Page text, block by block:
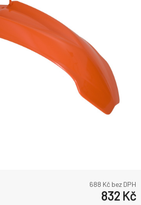
688 Kč bez DPH
832 Kč